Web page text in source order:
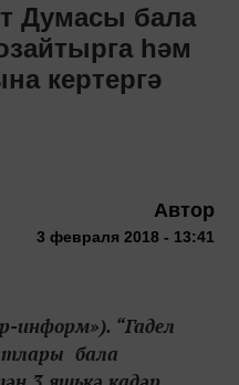
Думасы бала
һәм
кертергә
Автор
3 февраля 2018 - 13:41
информ»). “Гадел
бала